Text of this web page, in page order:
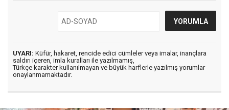
UYARI: Küfür, hakaret, rencide edici cümleler veya imalar, inançlara
saldırı içeren, imla kuralları ile yazılmamış,
Türkçe karakter kullanılmayan ve büyük harflerle yazılmış yorumlar
onaylanmamaktadır.